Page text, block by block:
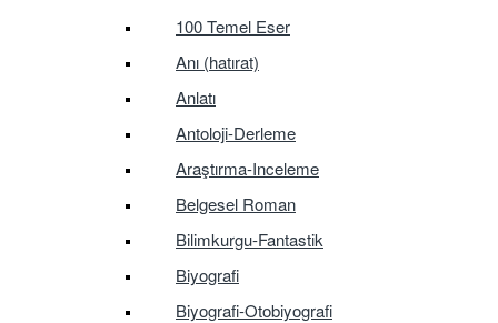
100 Temel Eser
Anı (hatırat)
Anlatı
Antoloji-Derleme
Araştırma-Inceleme
Belgesel Roman
Bilimkurgu-Fantastik
Biyografi
Biyografi-Otobiyografi